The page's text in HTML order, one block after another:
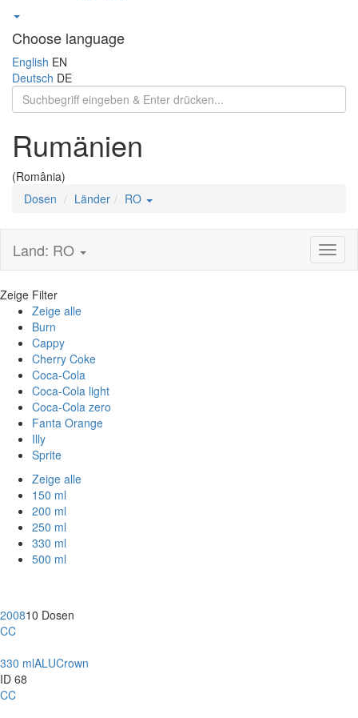
Choose language
English EN
Deutsch DE
Rumänien
(România)
Dosen
Länder RO
Land: RO
Zeige Filter
Zeige alle
Burn
Cappy
Cherry Coke
Coca-Cola
Coca-Cola light
Coca-Cola zero
Fanta Orange
Illy
Sprite
Zeige alle
150 ml
200 ml
250 ml
330 ml
500 ml
200810 Dosen
CC
330 mlALUCrown
ID 68
CC